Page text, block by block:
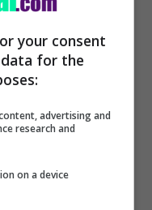
la
ancora la
fa al
Cherubini.
your consent
for the
advertising and
research and
on a device